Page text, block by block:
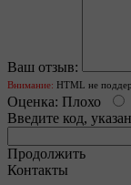
Ваш отзыв:
Внимание: HTML не
Оценка: Плохо
Введите код,
Продолжить
Контакты